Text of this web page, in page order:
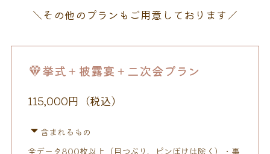
＼その他のプランもご用意しております／
挙式＋披露宴＋二次会プラン
115,000円（税込）
含まれるもの
全データ800枚以上（目つぶり、ピンぼけは除く）・事